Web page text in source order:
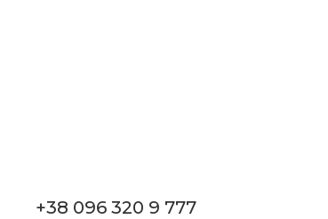
+38 096 320 9 777